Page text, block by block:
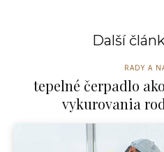
Další
RADY A
tepelné čerpadlo
vykurovania